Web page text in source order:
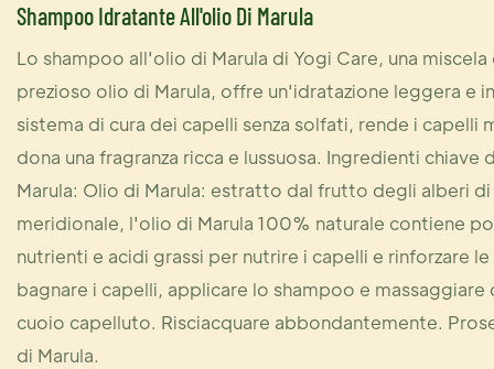
Shampoo Idratante All'olio Di Marula
Lo shampoo all'olio di Marula di Yogi Care, una
prezioso olio di Marula, offre un'idratazione leggera e
sistema di cura dei capelli senza solfati, rende i
dona una fragranza ricca e lussuosa. Ingredienti
Marula: Olio di Marula: estratto dal frutto degli alberi di
meridionale, l'olio di Marula 100% naturale contiene
nutrienti e acidi grassi per nutrire i capelli e rinforzare
bagnare i capelli, applicare lo shampoo e
cuoio capelluto. Risciacquare abbondantemente.
di Marula.